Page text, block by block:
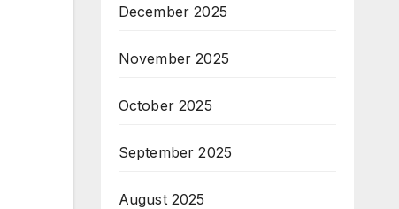
December 2025
November 2025
October 2025
September 2025
August 2025